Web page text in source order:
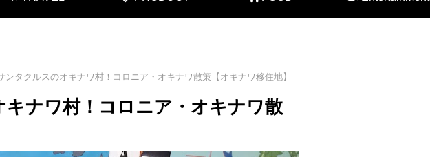
ンタクルスのオキナワ村！コロニア・オキナワ散策【オキナワ移住地】
ナワ村！コロニア・オキナワ散